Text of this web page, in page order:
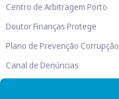
Centro de Arbitragem Porto
Doutor Finanças Protege
Plano de Prevenção Corrupção
Canal de Denúncias